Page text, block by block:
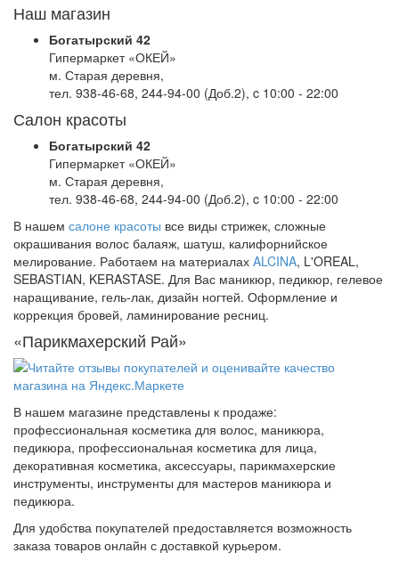
Наш магазин
Богатырский 42
Гипермаркет «ОКЕЙ»
м. Старая деревня,
тел. 938-46-68, 244-94-00 (Доб.2), c 10:00 - 22:00
Салон красоты
Богатырский 42
Гипермаркет «ОКЕЙ»
м. Старая деревня,
тел. 938-46-68, 244-94-00 (Доб.2), c 10:00 - 22:00
В нашем салоне красоты все виды стрижек, сложные
окрашивания волос балаяж, шатуш, калифорнийское
мелирование. Работаем на материалах ALCINA, L'OREAL,
SEBASTIAN, KERASTASE. Для Вас маникюр, педикюр, гелевое
наращивание, гель-лак, дизайн ногтей. Оформление и
коррекция бровей, ламинирование ресниц.
«Парикмахерский Рай»
В нашем магазине представлены к продаже:
профессиональная косметика для волос, маникюра,
педикюра, профессиональная косметика для лица,
декоративная косметика, аксессуары, парикмахерские
инструменты, инструменты для мастеров маникюра и
педикюра.
Для удобства покупателей предоставляется возможность
заказа товаров онлайн с доставкой курьером.